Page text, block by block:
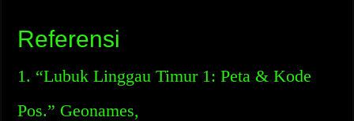
Referensi
1. “Lubuk Linggau Timur 1: Peta & Kode
Pos.” Geonames,